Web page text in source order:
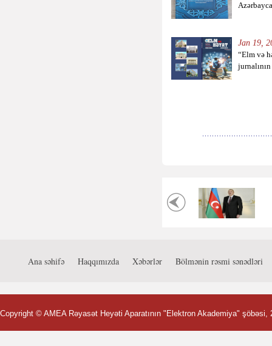
Jan 19,
“Elm və
Ana səhifə Haqqımızda Xəbərlər Bölmənin rəsmi sənədləri
Copyright © AMEA Rəyasət Heyəti Aparatının "Elektron Akademiya" şöbəsi,